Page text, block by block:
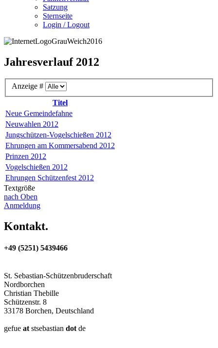
Satzung
Sternseite
Login / Logout
Jahresverlauf 2012
Anzeige #
Titel
Neue Gemeindefahne
Neuwahlen 2012
Jungschützen-Vogelschießen 2012
Ehrungen am Kommersabend 2012
Prinzen 2012
Vogelschießen 2012
Ehrungen Schützenfest 2012
Textgröße
nach Oben
Anmeldung
Kontakt.
+49 (5251) 5439466
St. Sebastian-Schützenbruderschaft
Nordborchen
Christian Thebille
Schützenstr. 8
33178 Borchen, Deutschland
gefue at stsebastian dot de